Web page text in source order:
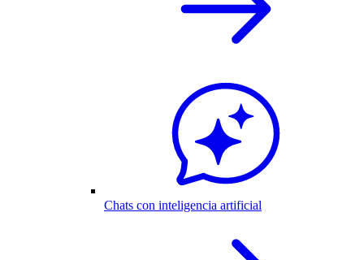
Chats con inteligencia artificial